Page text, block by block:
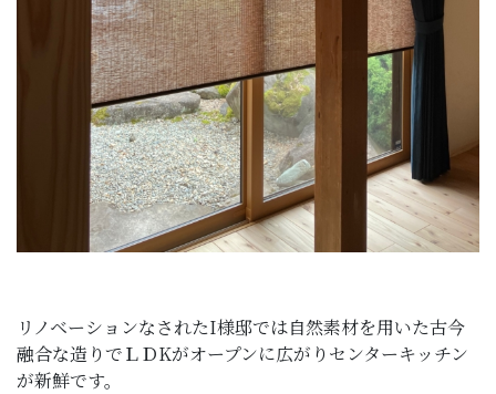
リノベーションなされたI様邸では自然素材を用いた古今
融合な造りでＬＤKがオープンに広がりセンターキッチン
が新鮮です。